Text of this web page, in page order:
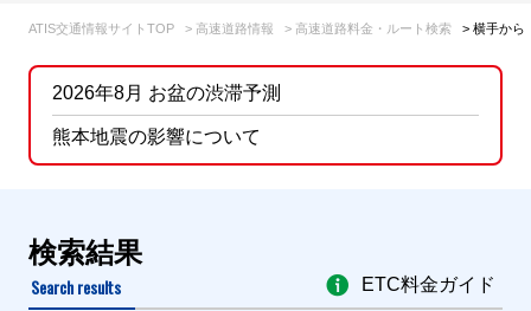
ATIS交通情報サイトTOP > 高速道路情報 > 高速道路料金・ルート検索 > 横手から
2026年8月 お盆の渋滞予測
熊本地震の影響について
検索結果
Search results ETC料金ガイド